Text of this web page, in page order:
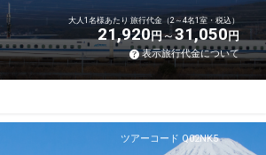
大人1名様あたり 旅行代金（2～4名1室・税込）
21,920円 31,050円
表示旅行代金について
ツアーコード Q02NK5